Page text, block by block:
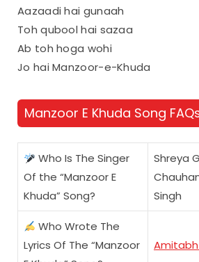
Aazaadi hai gunaah
Toh qubool hai sazaa
Ab toh hoga wohi
Jo hai Manzoor-e-Khuda
Manzoor E Khuda Song
Who Is The Singer
Of the “Manzoor E
Khuda” Song?
Shreya
Singh
Who Wrote The
Lyrics Of The “Manzoor